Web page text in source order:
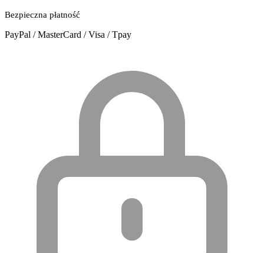
Bezpieczna płatność
PayPal / MasterCard / Visa / Tpay